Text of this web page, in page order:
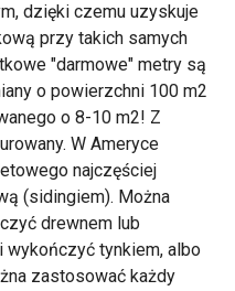
dzięki czemu uzyskuje
przy takich samych
"darmowe" metry są
o powierzchni 100 m2
o 8-10 m2! Z
W Ameryce
najczęściej
(sidingiem). Można
drewnem lub
wykończyć tynkiem, albo
zastosować każdy